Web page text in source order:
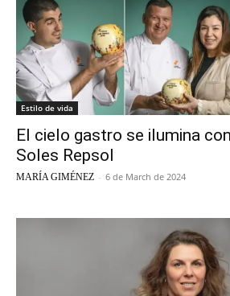
Estilo de vida
El cielo gastro se ilumina
Soles Repsol
MARÍA GIMÉNEZ - 6 de March de 2024